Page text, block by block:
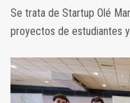
Se trata de Startup Olé
proyectos de estudiantes